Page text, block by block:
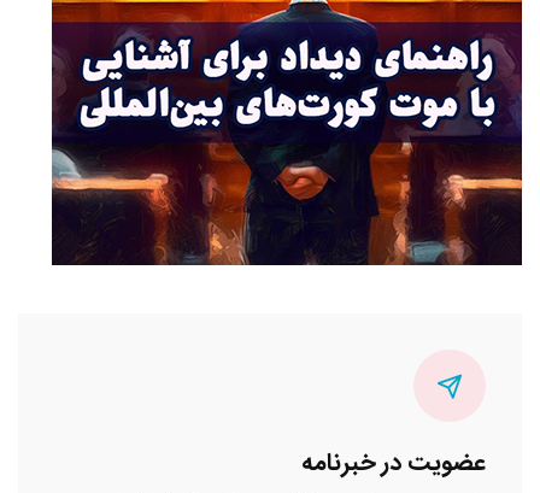
عضویت در خبرنامه